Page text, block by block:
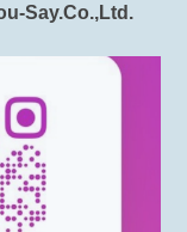
Say.Co.,Ltd.